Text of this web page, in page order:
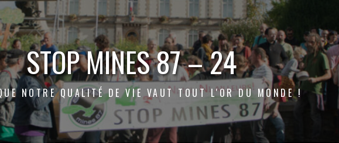
STOP MINES 87 – 24
NOTRE QUALITÉ DE VIE VAUT TOUT L'OR DU MONDE !